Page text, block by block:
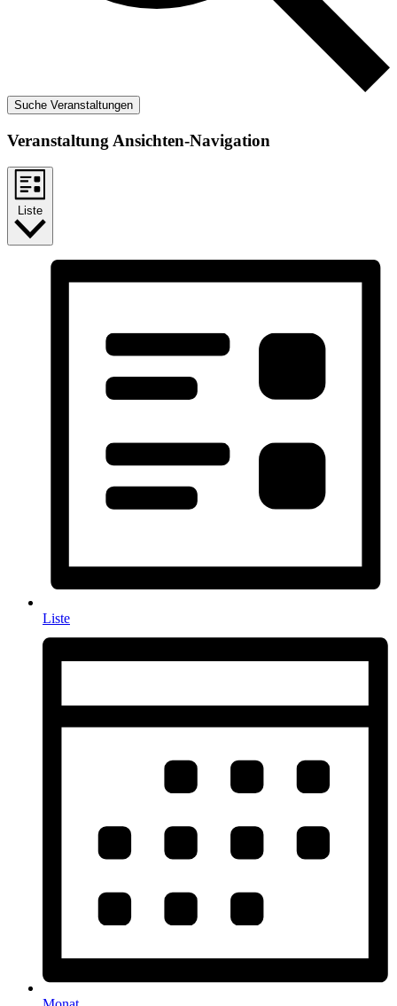
Suche Veranstaltungen
Veranstaltung Ansichten-Navigation
Liste
Liste